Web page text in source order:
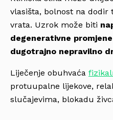
vlasišta, bolnost na
vrata. Uzrok može biti
degenerativne
dugotrajno nepravilno
Liječenje obuhvaća
protuupalne lijekove,
slučajevima, blokadu